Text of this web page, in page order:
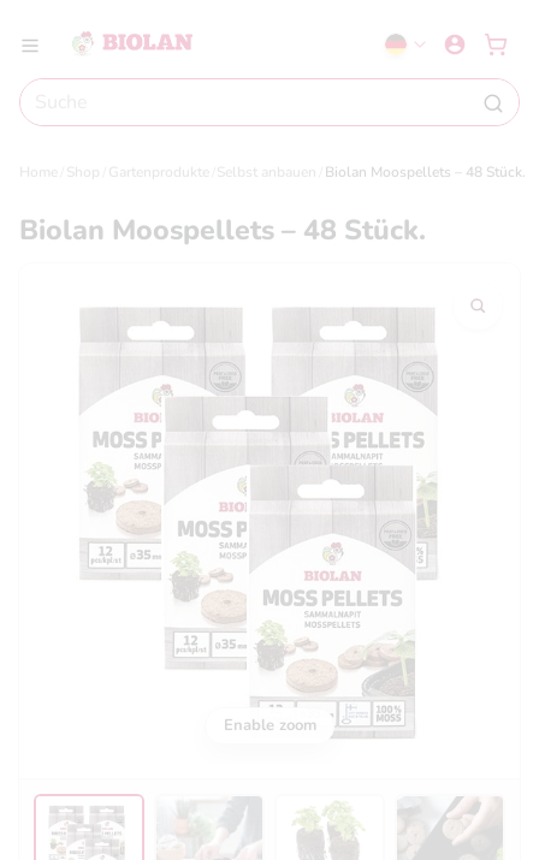
Home Shop Gartenprodukte Selbst anbauen Biolan Moospellets – 48 Stück.
Biolan Moospellets – 48 Stück.
Enable zoom